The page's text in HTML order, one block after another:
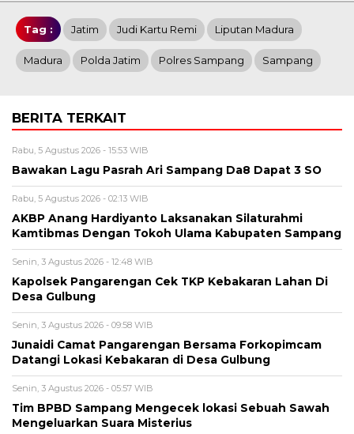
Tag : Jatim Judi Kartu Remi Liputan Madura
Madura Polda Jatim Polres Sampang Sampang
BERITA TERKAIT
Rabu, 5 Agustus 2026 - 15:53 WIB
Bawakan Lagu Pasrah Ari Sampang Da8 Dapat 3 SO
Rabu, 5 Agustus 2026 - 02:13 WIB
AKBP Anang Hardiyanto Laksanakan Silaturahmi
Kamtibmas Dengan Tokoh Ulama Kabupaten Sampang
Senin, 3 Agustus 2026 - 12:48 WIB
Kapolsek Pangarengan Cek TKP Kebakaran Lahan Di
Desa Gulbung
Senin, 3 Agustus 2026 - 09:58 WIB
Junaidi Camat Pangarengan Bersama Forkopimcam
Datangi Lokasi Kebakaran di Desa Gulbung
Senin, 3 Agustus 2026 - 05:57 WIB
Tim BPBD Sampang Mengecek lokasi Sebuah Sawah
Mengeluarkan Suara Misterius